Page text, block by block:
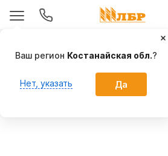
Прикатывающие катки
Ваш регион Костанайская обл.?
Нет, указать Да